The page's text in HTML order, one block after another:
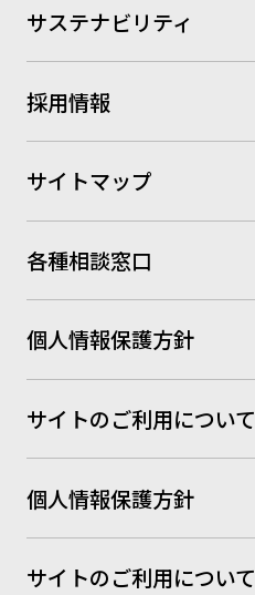
サステナビリティ
採用情報
サイトマップ
各種相談窓口
個人情報保護方針
サイトのご利用について
個人情報保護方針
サイトのご利用について